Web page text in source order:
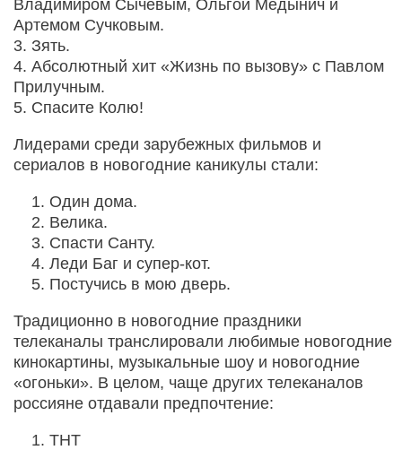
Владимиром Сычевым, Ольгой Медынич и
Артемом Сучковым.
3. Зять.
4. Абсолютный хит «Жизнь по вызову» с Павлом
Прилучным.
5. Спасите Колю!
Лидерами среди зарубежных фильмов и
сериалов в новогодние каникулы стали:
Один дома.
Велика.
Спасти Санту.
Леди Баг и супер-кот.
Постучись в мою дверь.
Традиционно в новогодние праздники
телеканалы транслировали любимые новогодние
кинокартины, музыкальные шоу и новогодние
«огоньки». В целом, чаще других телеканалов
россияне отдавали предпочтение:
ТНТ